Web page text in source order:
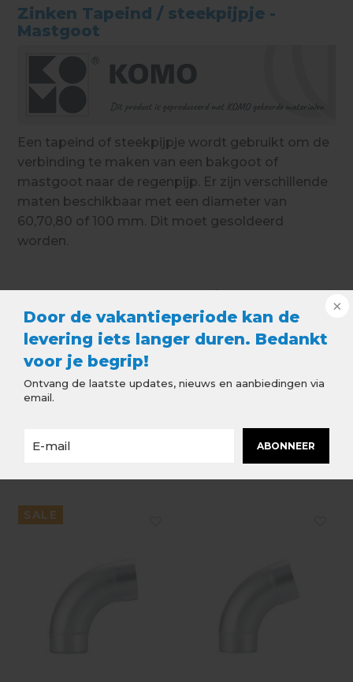
Door de vakantieperiode kan de
levering iets langer duren. Bedankt
voor je begrip!
Ontvang de laatste updates, nieuws en aanbiedingen via
email.
ABONNEER
Zinken Tapeind / steekpijpje -
Mastgoot
Een tapeind of steekpijpje wordt gebruikt om de
verbinding te maken van een bakgoot of
mastgoot naar de regenpijp. Er zijn verschillende
maten beschikbaar met een diameter van
60,70,80 of 100 mm. Dit moet gesoldeerd
worden.
Uitvoering
Walsblank Zink
Diameter
Materiaaldikte
0.8 mm
SALE